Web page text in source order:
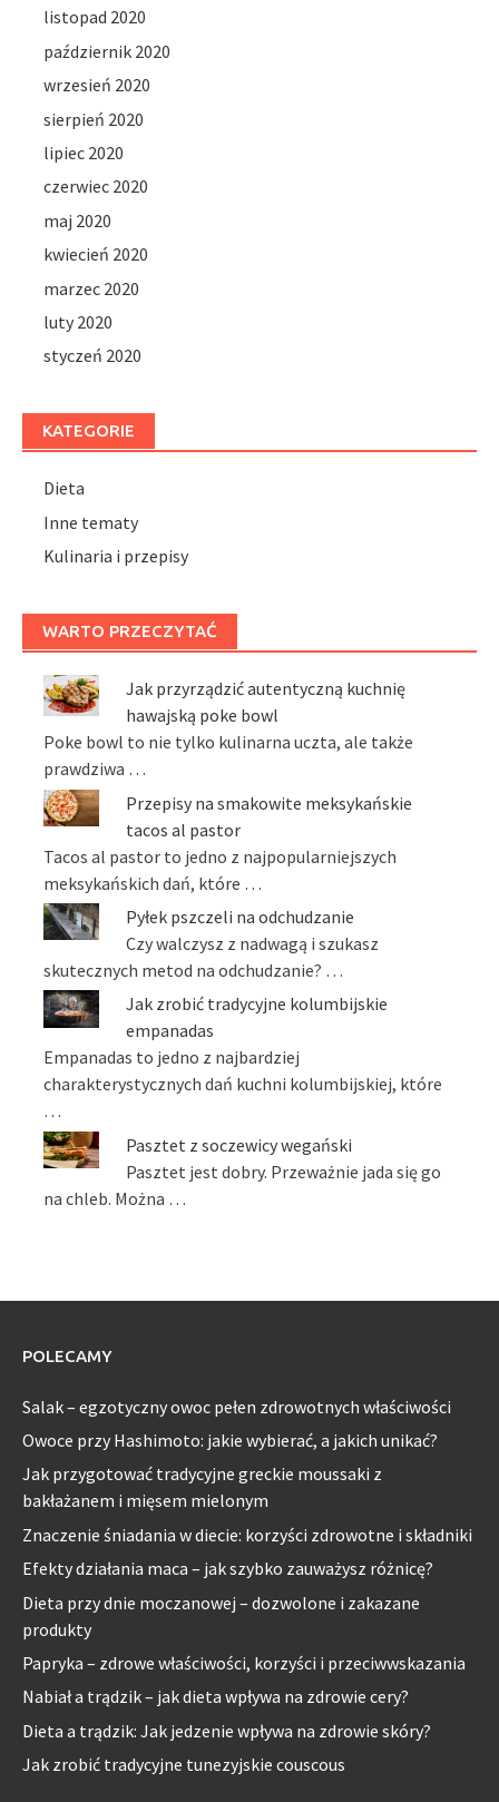
listopad 2020
październik 2020
wrzesień 2020
sierpień 2020
lipiec 2020
czerwiec 2020
maj 2020
kwiecień 2020
marzec 2020
luty 2020
styczeń 2020
KATEGORIE
Dieta
Inne tematy
Kulinaria i przepisy
WARTO PRZECZYTAĆ
Jak przyrządzić autentyczną kuchnię
hawajską poke bowl
Poke bowl to nie tylko kulinarna uczta, ale także
prawdziwa …
Przepisy na smakowite meksykańskie
tacos al pastor
Tacos al pastor to jedno z najpopularniejszych
meksykańskich dań, które …
Pyłek pszczeli na odchudzanie
Czy walczysz z nadwagą i szukasz
skutecznych metod na odchudzanie? …
Jak zrobić tradycyjne kolumbijskie
empanadas
Empanadas to jedno z najbardziej
charakterystycznych dań kuchni kolumbijskiej, które
…
Pasztet z soczewicy wegański
Pasztet jest dobry. Przeważnie jada się go
na chleb. Można …
POLECAMY
Salak – egzotyczny owoc pełen zdrowotnych właściwości
Owoce przy Hashimoto: jakie wybierać, a jakich unikać?
Jak przygotować tradycyjne greckie moussaki z
bakłażanem i mięsem mielonym
Znaczenie śniadania w diecie: korzyści zdrowotne i składniki
Efekty działania maca – jak szybko zauważysz różnicę?
Dieta przy dnie moczanowej – dozwolone i zakazane
produkty
Papryka – zdrowe właściwości, korzyści i przeciwwskazania
Nabiał a trądzik – jak dieta wpływa na zdrowie cery?
Dieta a trądzik: Jak jedzenie wpływa na zdrowie skóry?
Jak zrobić tradycyjne tunezyjskie couscous